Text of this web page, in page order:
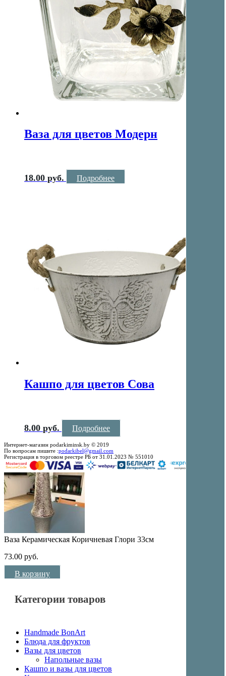
Ваза для цветов Модерн
18.00 руб. Подробнее
Кашпо для цветов Сова
8.00 руб. Подробнее
Интернет-магазин podarkiminsk.by © 2019
По вопросам пишите :podarkibel@gmail.com
Регистрация в торговом реестре РБ от 31.01.2023 № 551010
Ваза Керамическая Коричневая Глори 33см
73.00 руб.
В корзину
Категории товаров
Handmade BonArt
Блюда для фруктов
Вазы для цветов
Напольные вазы
Кашпо и вазы для цветов